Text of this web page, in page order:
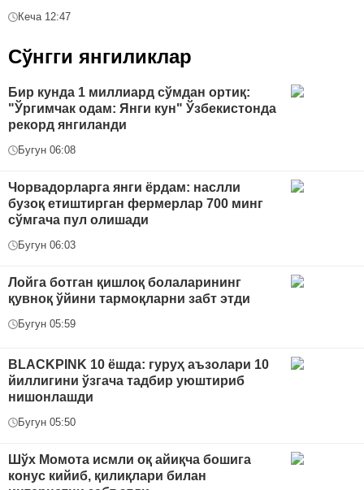
Кеча 12:47
Сўнгги янгиликлар
Бир кунда 1 миллиард сўмдан ортиқ:
"Ўргимчак одам: Янги кун" Ўзбекистонда
рекорд янгиланди
Бугун 06:08
Чорвадорларга янги ёрдам: наслли
бузоқ етиштирган фермерлар 700 минг
сўмгача пул олишади
Бугун 06:03
Лойга ботган қишлоқ болаларининг
қувноқ ўйини тармоқларни забт этди
Бугун 05:59
BLACKPINK 10 ёшда: гуруҳ аъзолари 10
йиллигини ўзгача тадбир уюштириб
нишонлашди
Бугун 05:50
Шўх Момота исмли оқ айиқча бошига
конус кийиб, қилиқлари билан